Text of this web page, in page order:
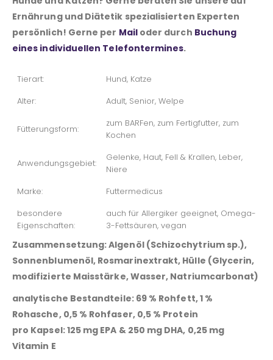
Ernährung und Diätetik spezialisierten Experten
persönlich! Gerne per Mailoder durch Buchung
eines individuellen Telefontermines.
Tierart:
Hund, Katze
Alter:
Adult, Senior, Welpe
Fütterungsform:
zum BARFen, zum Fertigfutter, zum
Kochen
Anwendungsgebiet:
Gelenke, Haut, Fell & Krallen, Leber,
Niere
Marke:
Futtermedicus
besondere
Eigenschaften:
auch für Allergiker geeignet, Omega-
3-Fettsäuren, vegan
Zusammensetzung:Algenöl (Schizochytrium sp.),
Sonnenblumenöl, Rosmarinextrakt, Hülle (Glycerin,
modifizierte Maisstärke, Wasser, Natriumcarbonat)
analytische Bestandteile: 69 % Rohfett, 1 %
Rohasche, 0,5 % Rohfaser, 0,5 % Protein
pro Kapsel: 125 mg EPA & 250 mg DHA, 0,25 mg
Vitamin E